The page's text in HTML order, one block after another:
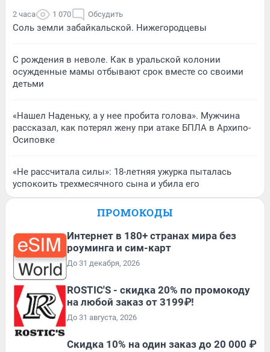
2 часа 1 070 Обсудить
Соль земли забайкальской. Нижегородцевы
С рождения в неволе. Как в уральской колонии
осужденные мамы отбывают срок вместе со своими
детьми
«Нашел Наденьку, а у нее пробита голова». Мужчина
рассказал, как потерял жену при атаке БПЛА в Архипо-
Осиповке
«Не рассчитала силы»: 18-летняя ужурка пыталась
успокоить трехмесячного сына и убила его
ПРОМОКОДЫ
Интернет в 180+ странах мира без
роуминга и сим-карт
До 31 декабря, 2026
ROSTIC'S - скидка 20% по промокоду
на любой заказ от 3199₽!
До 31 августа, 2026
Скидка 10% на один заказ до 20 000 ₽